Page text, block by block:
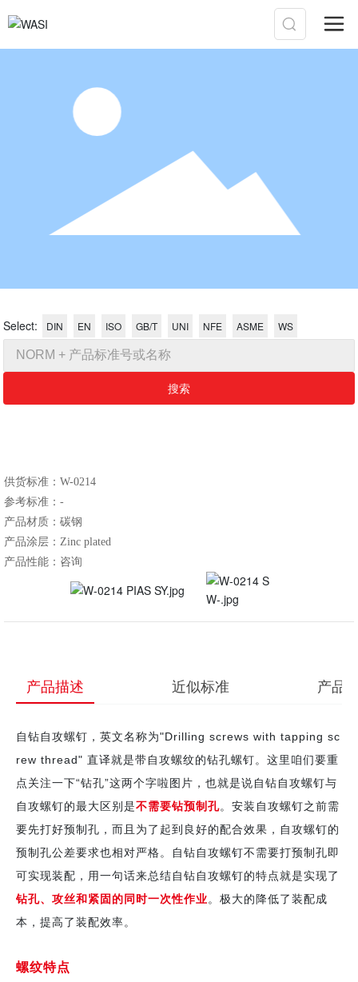
Select: DIN EN ISO GB/T UNI NFE ASME WS
搜索
​​​​​​供货标准：W-0214
参考标准：-
产品材质：碳钢
产品涂层：Zinc plated
产品描述 近似标准 产品
自钻自攻螺钉，英文名称为"Drilling screws with tapping sc
rew thread" 直译就是带自攻螺纹的钻孔螺钉。这里咱们要重
点关注一下“钻孔”这两个字啦图片，也就是说自钻自攻螺钉与
自攻螺钉的最大区别是不需要钻预制孔。安装自攻螺钉之前需
要先打好预制孔，而且为了起到良好的配合效果，自攻螺钉的
预制孔公差要求也相对严格。自钻自攻螺钉不需要打预制孔即
可实现装配，用一句话来总结自钻自攻螺钉的特点就是实现了
钻孔、攻丝和紧固的同时一次性作业。极大的降低了装配成
本，提高了装配效率。
螺纹特点